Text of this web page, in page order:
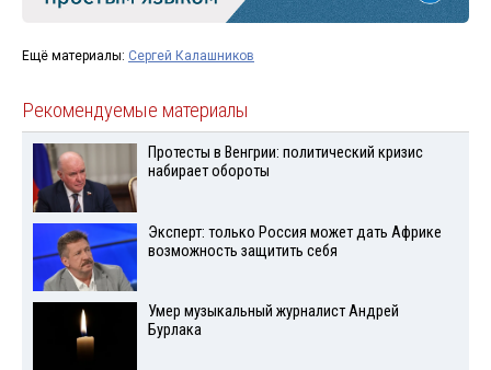
Ещё материалы: Сергей Калашников
Рекомендуемые материалы
Протесты в Венгрии: политический кризис
набирает обороты
Эксперт: только Россия может дать Африке
возможность защитить себя
Умер музыкальный журналист Андрей
Бурлака